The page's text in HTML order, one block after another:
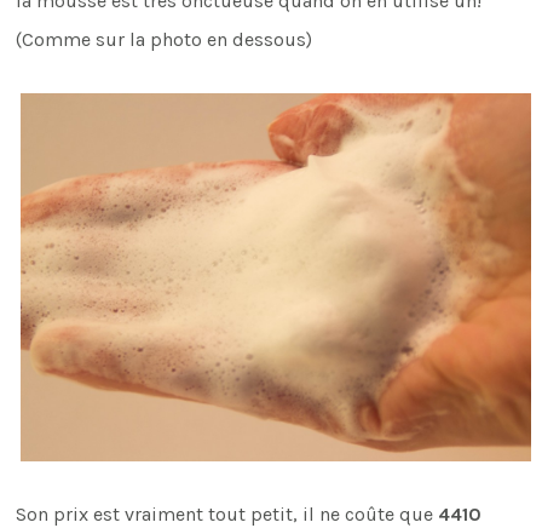
(Comme sur la photo en dessous)
Son prix est vraiment tout petit, il ne coûte que 4410